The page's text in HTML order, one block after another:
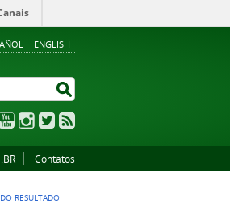
ENGLISH
YouTubeInstagram
Twitter
Contatos
RESULTADO